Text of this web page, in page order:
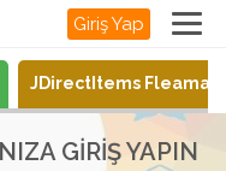
Giriş Yap
JDirectItems
GIRIŞ YAPIN